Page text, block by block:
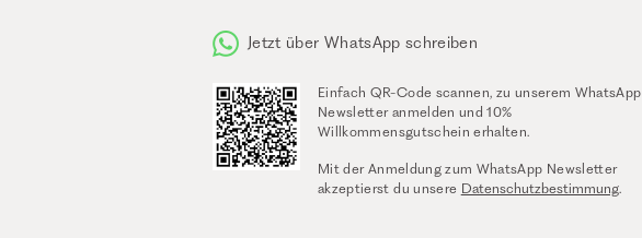
Jetzt über WhatsApp schreiben
Einfach QR-Code scannen, zu unserem WhatsApp
Newsletter anmelden und 10%
Willkommensgutschein erhalten.
Mit der Anmeldung zum WhatsApp Newsletter
akzeptierst du unsere Datenschutzbestimmung.